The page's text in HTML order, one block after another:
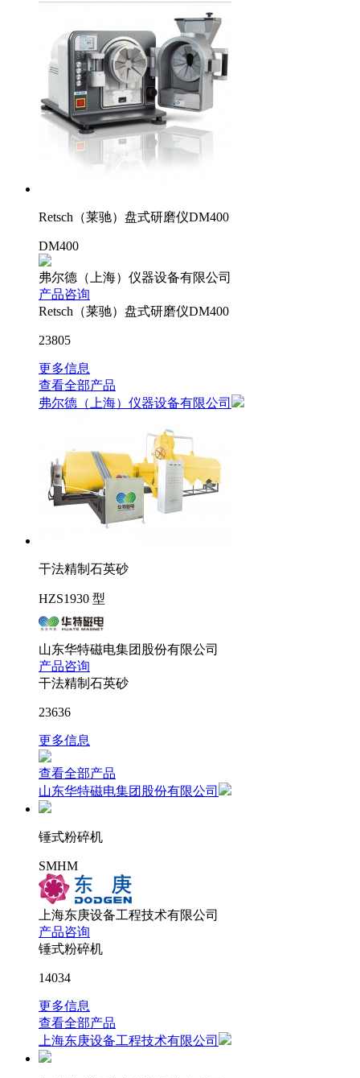
Retsch（莱驰）盘式研磨仪DM400
DM400
弗尔德（上海）仪器设备有限公司
产品咨询
Retsch（莱驰）盘式研磨仪DM400
23805
更多信息
查看全部产品
弗尔德（上海）仪器设备有限公司
干法精制石英砂
HZS1930 型
山东华特磁电集团股份有限公司
产品咨询
干法精制石英砂
23636
更多信息
查看全部产品
山东华特磁电集团股份有限公司
锤式粉碎机
SMHM
上海东庚设备工程技术有限公司
产品咨询
锤式粉碎机
14034
更多信息
查看全部产品
上海东庚设备工程技术有限公司